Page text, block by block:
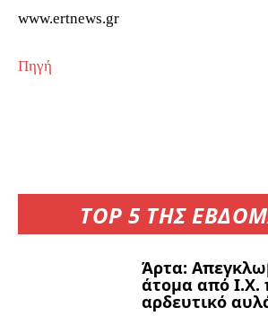
TOP 5 ΤΗΣ
Άρτα:
άτομα από Ι.Χ.
αρδευτικό
www.ertnews.gr
Πηγή